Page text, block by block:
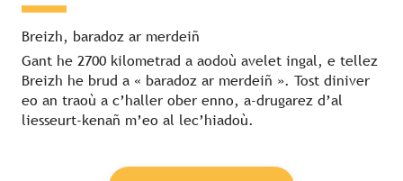
Breizh, baradoz ar merdeiñ
Gant he 2700 kilometrad a aodoù avelet ingal, e tellez
Breizh he brud a « baradoz ar merdeiñ ». Tost diniver
eo an traoù a c’haller ober enno, a-drugarez d’al
liesseurt-kenañ m’eo al lec’hiadoù.